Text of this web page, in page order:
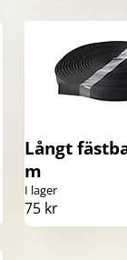
Långt
m
I lager
75 kr